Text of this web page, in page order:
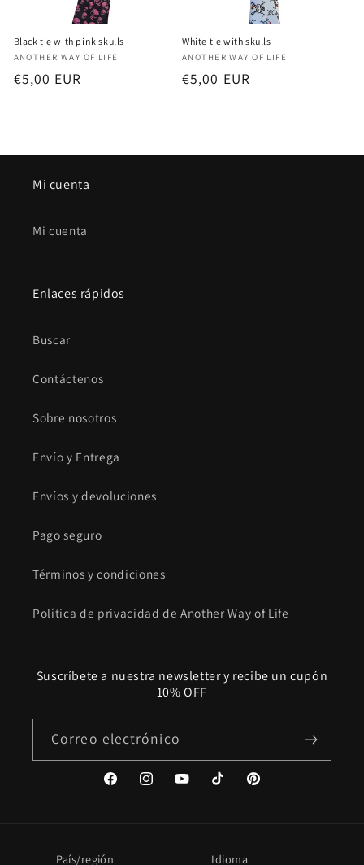
Black tie with pink skulls
Proveedor:
ANOTHER WAY OF LIFE
Precio
€5,00 EUR
White tie with skulls
Proveedor:
ANOTHER WAY OF LIFE
Precio
€5,00 EUR
Mi cuenta
Mi cuenta
Enlaces rápidos
Buscar
Contáctenos
Sobre nosotros
Envío y Entrega
Envíos y devoluciones
Pago seguro
Términos y condiciones
Política de privacidad de Another Way of Life
Suscríbete a nuestra newsletter y recibe un cupón
10% OFF
Correo electrónico
FacebookInstagramYouTubeTikTok Pinterest
País/región Idioma